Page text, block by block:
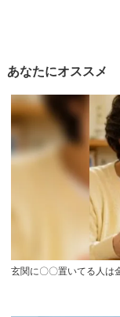
あなたにオススメ
玄関に〇〇置いてる人は